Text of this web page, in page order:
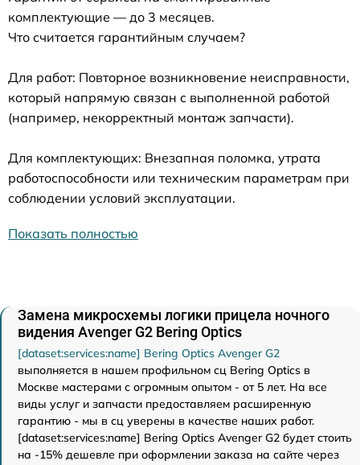
комплектующие — до 3 месяцев.
Что считается гарантийным случаем?
Для работ: Повторное возникновение неисправности,
который напрямую связан с выполненной работой
(например, некорректный монтаж запчасти).
Для комплектующих: Внезапная поломка, утрата
работоспособности или техническим параметрам при
соблюдении условий эксплуатации.
Показать полностью
Замена микросхемы логики прицела ночного
видения Avenger G2 Bering Optics
[dataset:services:name] Bering Optics Avenger G2
выполняется в нашем профильном сц Bering Optics в
Москве мастерами с огромным опытом - от 5 лет. На все
виды услуг и запчасти предоставляем расширенную
гарантию - мы в сц уверены в качестве наших работ.
[dataset:services:name] Bering Optics Avenger G2 будет стоить
на -15% дешевле при оформлении заказа на сайте через